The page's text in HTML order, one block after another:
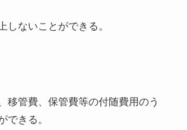
いことができる。
管費、保管費等の付随費用のう
きる。